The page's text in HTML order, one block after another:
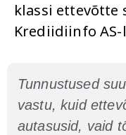
klassi ettevõtte
Krediidiinfo
Tunnustused
vastu, kuid
autasusid, vaid